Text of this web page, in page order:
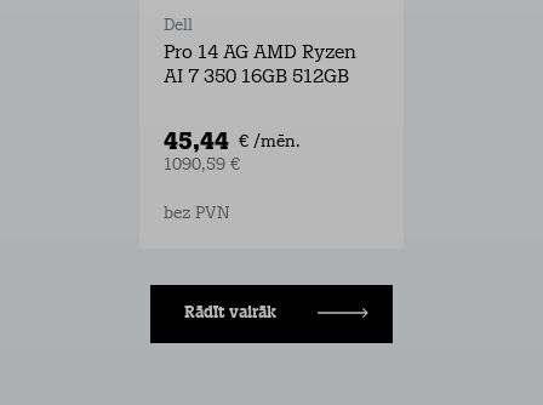
Dell
Pro 14 AG AMD Ryzen
AI 7 350 16GB 512GB
45,44 € /mēn.
1090,59 €
bez PVN
Rādīt vairāk